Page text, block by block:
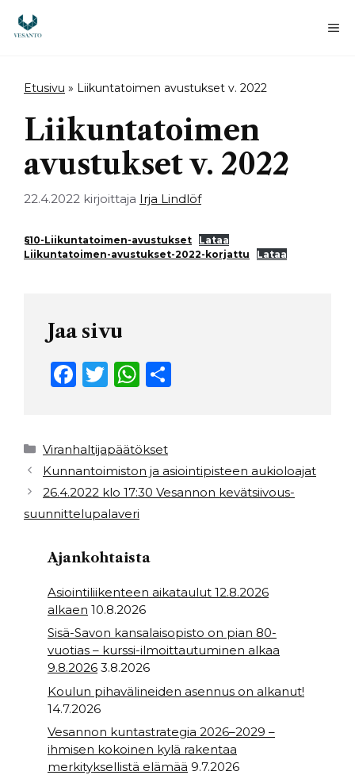
sisältöön
Etusivu » Liikuntatoimen avustukset v. 2022
Liikuntatoimen
avustukset v. 2022
22.4.2022 kirjoittaja Irja Lindlöf
§10-Liikuntatoimen-avustukset
Lataa
Liikuntatoimen-avustukset-2022-korjattu
Lataa
Jaa sivu
F
e
b
o
o
k
T
t
e
r
W
ts
A
p
Kategoriat
Viranhaltijapäätökset
Kunnantoimiston ja asiointipisteen aukioloajat
26.4.2022 klo 17:30 Vesannon kevätsiivous-
suunnittelupalaveri
Ajankohtaista
Asiointiliikenteen aikataulut 12.8.2026
alkaen 10.8.2026
Sisä-Savon kansalaisopisto on pian 80-
vuotias – kurssi-ilmoittautuminen alkaa
9.8.2026 3.8.2026
Koulun pihavälineiden asennus on alkanut!
14.7.2026
Vesannon kuntastrategia 2026–2029 –
ihmisen kokoinen kylä rakentaa
merkityksellistä elämää 9.7.2026